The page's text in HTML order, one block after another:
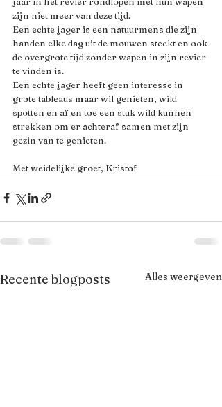
zijn niet meer van deze tijd.
Een echte jager is een natuurmens die zijn
handen elke dag uit de mouwen steekt en ook
de overgrote tijd zonder wapen in zijn revier
te vinden is.
Een echte jager heeft geen interesse in
grote tableaus maar wil genieten, wild
spotten en af en toe een stuk wild kunnen
strekken om er achteraf samen met zijn
gezin van te genieten.
Met weidelijke groet, Kristof
Recente blogposts Alles weergeven